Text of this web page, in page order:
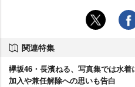
関連特集
欅坂46・長濱ねる、写真集では水着
加入や兼任解除への思いも告白